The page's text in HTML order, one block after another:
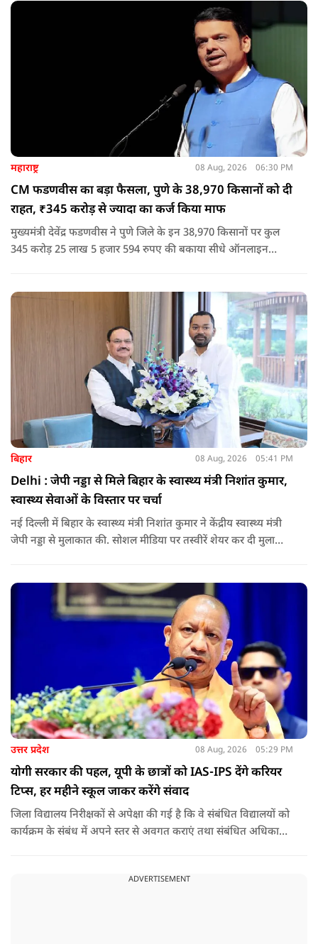
नेता या सांसद क्यों न हो, यदि वह राज्य की शांति और सुरक्षा से खिलवाड़
महाराष्ट्र 08 Aug, 2026 06:30 PM
CM फडणवीस का बड़ा फैसला, पुणे के 38,970 किसानों को दी
राहत, ₹345 करोड़ से ज्यादा का कर्ज किया माफ
मुख्यमंत्री देवेंद्र फडणवीस ने पुणे जिले के इन 38,970 किसानों पर कुल
345 करोड़ 25 लाख 5 हजार 594 रुपए की बकाया सीधे ऑनलाइन
बिहार 08 Aug, 2026 05:41 PM
Delhi : जेपी नड्डा से मिले बिहार के स्वास्थ्य मंत्री निशांत कुमार,
स्वास्थ्य सेवाओं के विस्तार पर चर्चा
नई दिल्ली में बिहार के स्वास्थ्य मंत्री निशांत कुमार ने केंद्रीय स्वास्थ्य मंत्री
जेपी नड्डा से मुलाकात की. सोशल मीडिया पर तस्वीरें शेयर कर दी मुलाकात
उत्तर प्रदेश 08 Aug, 2026 05:29 PM
योगी सरकार की पहल, यूपी के छात्रों को IAS-IPS देंगे करियर
टिप्स, हर महीने स्कूल जाकर करेंगे संवाद
जिला विद्यालय निरीक्षकों से अपेक्षा की गई है कि वे संबंधित विद्यालयों को
कार्यक्रम के संबंध में अपने स्तर से अवगत कराएं तथा संबंधित अधिकारी
मुख्य सचिव, माध्यमिक शिक्षा, पार्थ सारथी सेन शर्मा ने बताया कि मुख्य
ADVERTISEMENT